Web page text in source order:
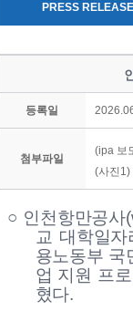
PRESS
등록일
첨부파일
(ipa 보
(사진1)
○ 인천항만공사
교 대학일
용노동부
업 지원 프
혔다.